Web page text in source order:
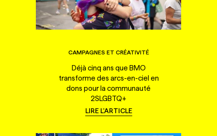
CAMPAGNES ET CRÉATIVITÉ
Déjà cinq ans que BMO
transforme des arcs-en-ciel en
dons pour la communauté
2SLGBTQ+
LIRE L'ARTICLE